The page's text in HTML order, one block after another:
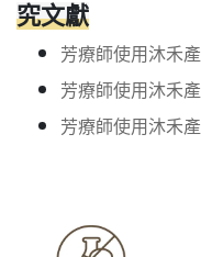
究文獻
芳療師使用沐禾
芳療師使用沐禾
芳療師使用沐禾